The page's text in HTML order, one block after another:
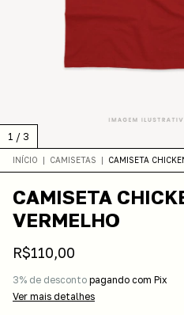
1 / 3
INÍCIO | CAMISETAS | CAMISETA
CAMISETA
VERMELHO
R$110,00
3% de desconto pagando com Pix
Ver mais detalhes